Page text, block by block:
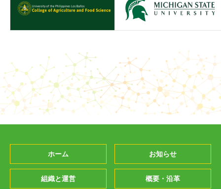
ホーム お知らせ
組織と運営 概要・沿革